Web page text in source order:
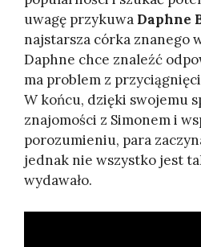
uwagę przykuwa Daphne
najstarsza córka znanego
Daphne chce znaleźć
ma problem z
W końcu, dzięki swojemu
znajomości z Simonem i
porozumieniu, para
jednak nie wszystko jest
wydawało.